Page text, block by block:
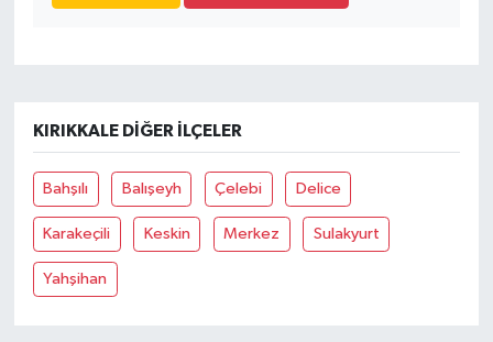
KIRIKKALE DIĞER İLÇELER
Bahşılı Balışeyh Çelebi Delice
Karakeçili Keskin Merkez Sulakyurt
Yahşihan